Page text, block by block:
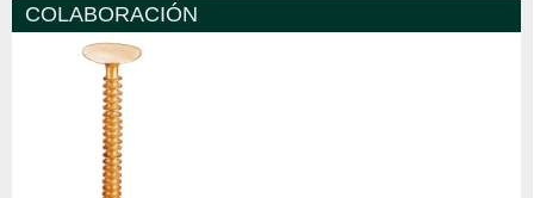
COLABORACIÓN